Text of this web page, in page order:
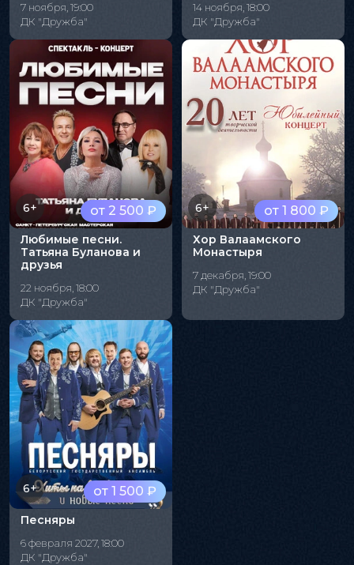
7 ноября, 19:00
ДК "Дружба"
14 ноября, 18:00
ДК "Дружба"
от 2 500 ₽
6+
Любимые песни.
Татьяна Буланова и
друзья
22 ноября, 18:00
ДК "Дружба"
от 1 800 ₽
6+
Хор Валаамского
Монастыря
7 декабря, 19:00
ДК "Дружба"
от 1 500 ₽
6+
Песняры
6 февраля 2027, 18:00
ДК "Дружба"